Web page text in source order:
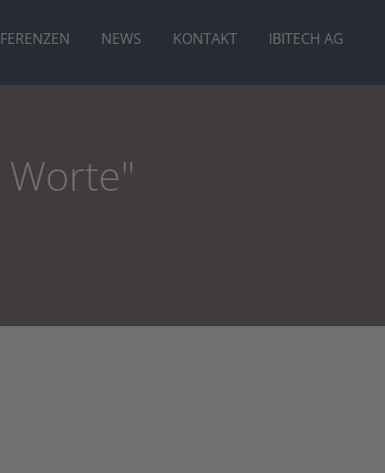
NEWS KONTAKT IBITECH AG